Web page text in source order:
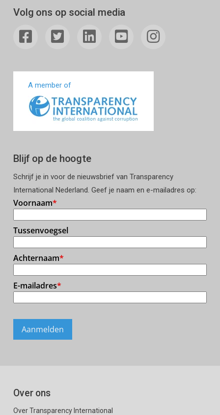
Volg ons op social media
A member of
Blijf op de hoogte
Schrijf je in voor de nieuwsbrief van Transparency
International Nederland. Geef je naam en e-mailadres op:
Over ons
Over Transparency International